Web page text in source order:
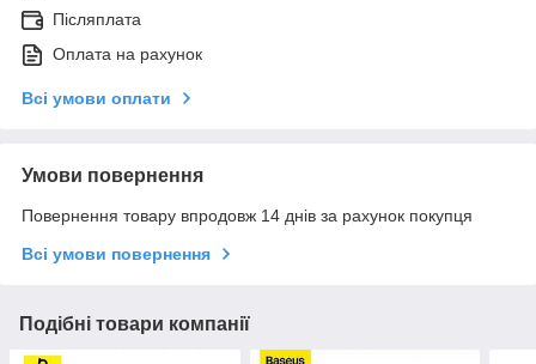
Післяплата
Оплата на рахунок
Всі умови оплати
Умови повернення
Повернення товару впродовж 14 днів за рахунок покупця
Всі умови повернення
Подібні товари компанії